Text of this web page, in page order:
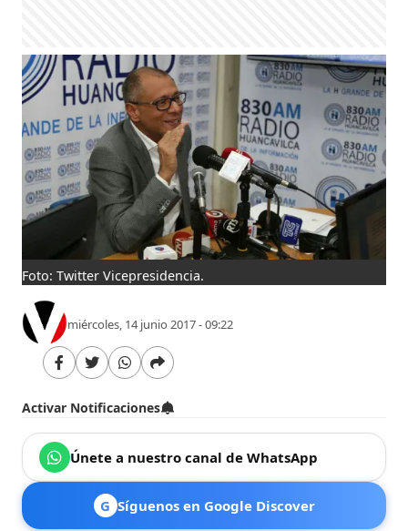
Foto: Twitter Vicepresidencia.
miércoles, 14 junio 2017 - 09:22
Activar Notificaciones
Únete a nuestro canal de WhatsApp
G Síguenos en Google Discover